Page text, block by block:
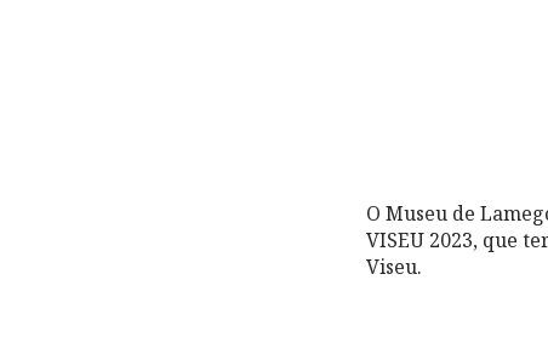
O Museu de
VISEU 2023, que
Viseu.